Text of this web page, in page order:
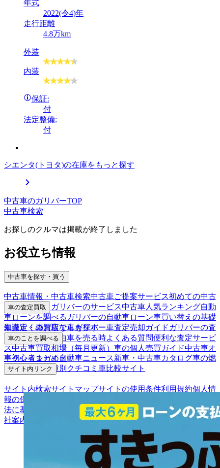
年式
2022(令4)年
走行距離
4.8万km
外装
内装
保証:
付
法定整備:
付
シエンタ(トヨタ)の在庫をもっと探す
中古車のガリバーTOP
中古車検索
お探しのクルマは掲載が終了しました
お役立ち情報
中古車を探す・買う
中古車情報・中古車検索中古車ご提案サービス初めての中古
車購入ガイド
ガリバーのサービス中古車人気ランキング自動
車ローンを調べる ガリバーの自動車ローン車買い替えの基礎
知識近くのお店で車を探す
車の査定買取
車査定・車買取ならガリバー車査定売却ガイド ガリバーの査
定が選ばれる理由車を売る時よくある質問便利な査定サービ
ス中古車買取相場（毎月更新） 車の個人売買ガイド中古車オ
ークションガイド
車のことを調べる
車初心者まとめ自動車ニュース新車・中古車カタログ車の燃
費を調べる車種別クチコミ 車比較サイト
サイト内リンク
サイト内検索サイトマップサイトの使用条件利用規約個人情
報の保護について
法に基づく表示
アフィリエイトパートナー募集お客様の声会
社案内